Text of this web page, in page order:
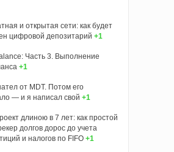
и открытая сети: как будет
цифровой депозитарий +1
Часть 3. Выполнение
+1
от MDT. Потом его
— и я написал свой +1
длиною в 7 лет: как простой
долгов дорос до учета
и налогов по FIFO +1